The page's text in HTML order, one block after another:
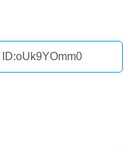
ID:oUk9YOmm0